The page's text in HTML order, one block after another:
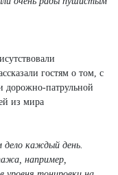
гостям о том, с
дорожно-патрульной
из мира
дело каждый день.
например,